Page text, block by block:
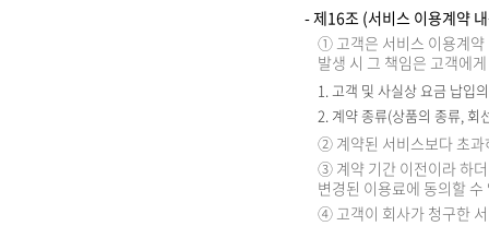
- 제16조 (서비스 이용계약
① 고객은 서비스 이용계약
발생 시 그 책임은 고객에
1. 고객 및 사실상 요금 납입
2. 계약 종류(상품의 종류, 회
② 계약된 서비스보다 초과
③ 계약 기간 이전이라 하
변경된 이용료에 동의할
④ 고객이 회사가 청구한